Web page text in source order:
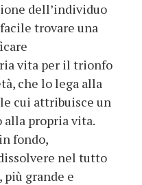
dell’individuo
trovare una
vita per il trionfo
che lo lega alla
cui attribuisce un
propria vita.
fondo,
nel tutto
più grande e